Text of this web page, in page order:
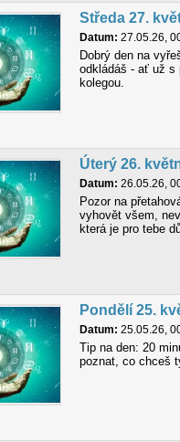
Středa 27.
Datum: 27.05.26,
Dobrý den na
odkládáš - ať už s
kolegou.
Úterý 26.
Datum: 26.05.26,
Pozor na
vyhovět všem,
která je pro tebe
Pondělí 25.
Datum: 25.05.26,
Tip na den: 20
poznat, co chceš